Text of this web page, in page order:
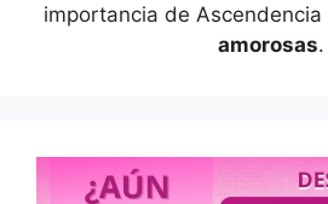
importancia de Ascendencia
amorosas.